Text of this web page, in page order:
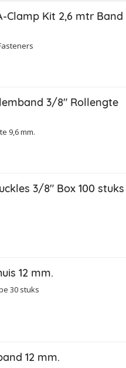
Clamp Kit 2,6 mtr Band
3/8" Rollengte
9,6 mm.
3/8" Box 100 stuks
12 mm.
30 stuks
12 mm.